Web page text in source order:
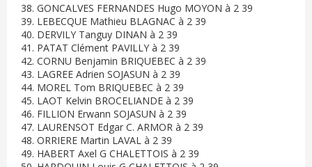
38. GONCALVES FERNANDES Hugo MOYON à 2 39
39. LEBECQUE Mathieu BLAGNAC à 2 39
40. DERVILY Tanguy DINAN à 2 39
41. PATAT Clément PAVILLY à 2 39
42. CORNU Benjamin BRIQUEBEC à 2 39
43. LAGREE Adrien SOJASUN à 2 39
44. MOREL Tom BRIQUEBEC à 2 39
45. LAOT Kelvin BROCELIANDE à 2 39
46. FILLION Erwann SOJASUN à 2 39
47. LAURENSOT Edgar C. ARMOR à 2 39
48. ORRIERE Martin LAVAL à 2 39
49. HABERT Axel G CHALETTOIS à 2 39